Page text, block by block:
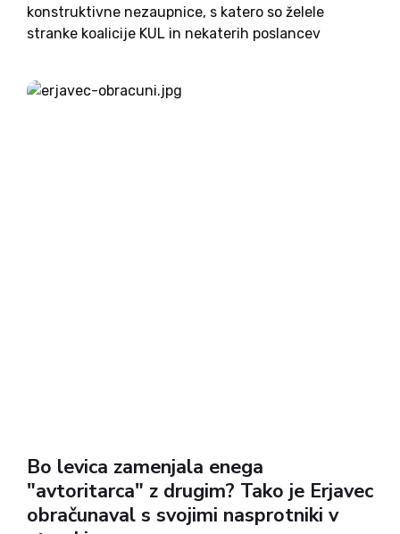
konstruktivne nezaupnice, s katero so želele
stranke koalicije KUL in nekaterih poslancev
taiste stranke z navdušenjem že pograbile
naslednjo afero. Ta ima potencial, da preusmeri
Bo levica zamenjala enega
"avtoritarca" z drugim? Tako je Erjavec
obračunaval s svojimi nasprotniki v